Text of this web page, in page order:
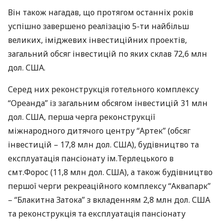
Він також нагадав, що протягом останніх років
успішно завершено реалізацію 5-ти найбільш
великих, іміджевих інвестиційних проектів,
загальний обсяг інвестицій по яких склав 72,6 млн
дол. США.
Серед них реконструкція готельного комплексу
“Ореанда” із загальним обсягом інвестицій 31 млн
дол. США, перша черга реконструкції
міжнародного дитячого центру “Артек” (обсяг
інвестицій – 17,8 млн дол. США), будівництво та
експлуатація пансіонату ім.Терлецького в
смт.Форос (11,8 млн дол. США), а також будівництво
першої черги рекреаційного комплексу “Аквапарк”
– “Блакитна Затока” з вкладенням 2,8 млн дол. США
та реконструкція та експлуатація пансіонату